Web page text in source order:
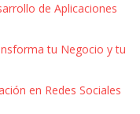
de Aplicaciones
tu Negocio y tu
en Redes Sociales